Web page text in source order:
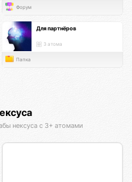
Форум
Для партнёров
3 атома
Папка
нексуса с 3+ атомами
Псиона